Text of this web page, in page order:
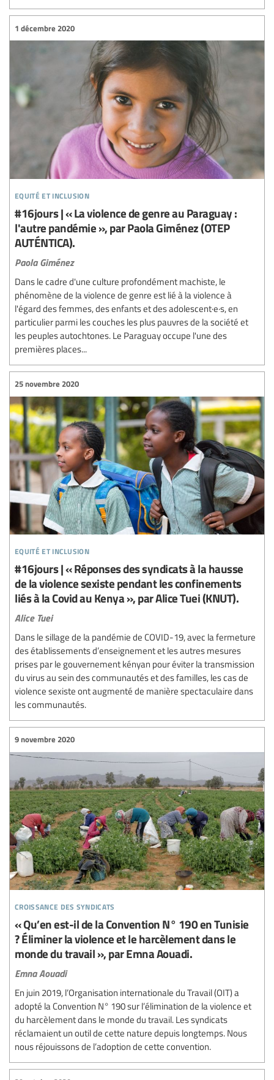
equité et inclusion
1 décembre 2020
#16jours | « La violence de genre au Paraguay :
l'autre pandémie », par Paola Giménez (OTEP
AUTÉNTICA).
Paola Giménez
Dans le cadre d'une culture profondément machiste, le
phénomène de la violence de genre est lié à la violence à
l'égard des femmes, des enfants et des adolescent·e·s, en
particulier parmi les couches les plus pauvres de la société et
les peuples autochtones. Le Paraguay occupe l'une des
premières places...
equité et inclusion
25 novembre 2020
#16jours | « Réponses des syndicats à la hausse
de la violence sexiste pendant les confinements
liés à la Covid au Kenya », par Alice Tuei (KNUT).
Alice Tuei
Dans le sillage de la pandémie de COVID-19, avec la fermeture
des établissements d’enseignement et les autres mesures
prises par le gouvernement kényan pour éviter la transmission
du virus au sein des communautés et des familles, les cas de
violence sexiste ont augmenté de manière spectaculaire dans
les communautés.
croissance des syndicats
9 novembre 2020
« Qu’en est-il de la Convention N° 190 en Tunisie
? Éliminer la violence et le harcèlement dans le
monde du travail », par Emna Aouadi.
Emna Aouadi
En juin 2019, l’Organisation internationale du Travail (OIT) a
adopté la Convention N° 190 sur l’élimination de la violence et
du harcèlement dans le monde du travail. Les syndicats
réclamaient un outil de cette nature depuis longtemps. Nous
nous réjouissons de l’adoption de cette convention.